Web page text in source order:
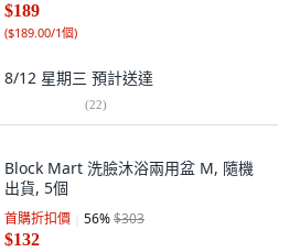
$189
($189.00/1個)
8/12 星期三 預計送達
(22)
Block Mart 洗臉沐浴兩用盆 M, 隨機
出貨, 5個
首購折扣價 56%$303
$132